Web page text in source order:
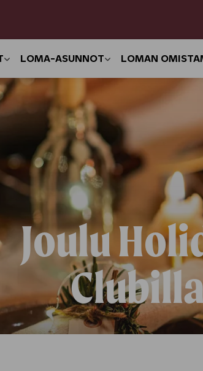
LOMA-ASUNNOT LOMAN
Joulu